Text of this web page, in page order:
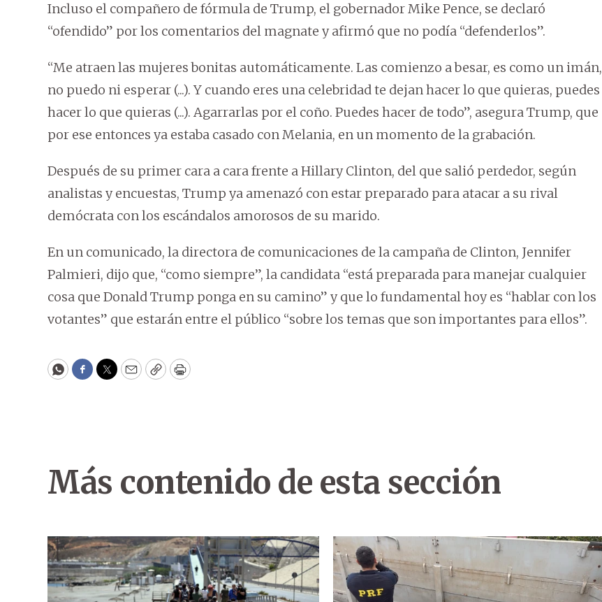
Incluso el compañero de fórmula de Trump, el gobernador Mike Pence, se declaró
“ofendido” por los comentarios del magnate y afirmó que no podía “defenderlos”.
“Me atraen las mujeres bonitas automáticamente. Las comienzo a besar, es como un imán,
no puedo ni esperar (...). Y cuando eres una celebridad te dejan hacer lo que quieras, puedes
hacer lo que quieras (...). Agarrarlas por el coño. Puedes hacer de todo”, asegura Trump, que
por ese entonces ya estaba casado con Melania, en un momento de la grabación.
Después de su primer cara a cara frente a Hillary Clinton, del que salió perdedor, según
analistas y encuestas, Trump ya amenazó con estar preparado para atacar a su rival
demócrata con los escándalos amorosos de su marido.
En un comunicado, la directora de comunicaciones de la campaña de Clinton, Jennifer
Palmieri, dijo que, “como siempre”, la candidata “está preparada para manejar cualquier
cosa que Donald Trump ponga en su camino” y que lo fundamental hoy es “hablar con los
votantes” que estarán entre el público “sobre los temas que son importantes para ellos”.
WhatsApp
Facebook
Twitter
EmailCopyPrint
Más contenido de esta sección